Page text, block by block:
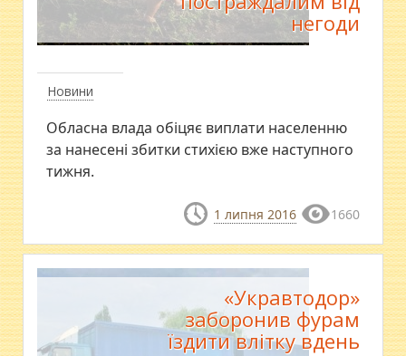
Новини
негоди
Обласна влада обіцяє виплати населенню
за нанесені збитки стихією вже наступного
тижня.
1 липня 2016 1660
«Укравтодор»
заборонив фурам
їздити влітку вдень